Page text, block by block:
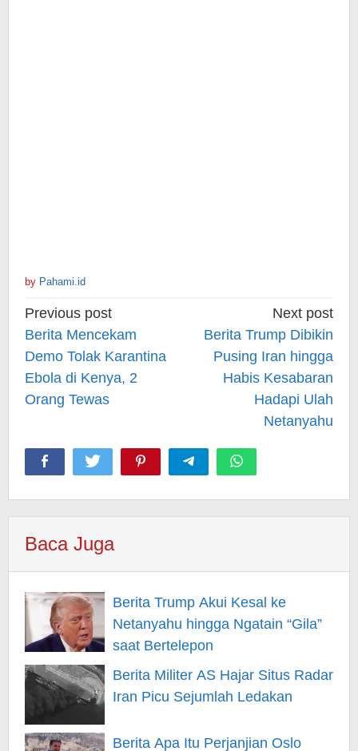
by Pahami.id
Post
navigation
Previous post
Berita Mencekam
Demo Tolak Karantina
Ebola di Kenya, 2
Orang Tewas
Next post
Berita Trump Dibikin
Pusing Iran hingga
Habis Kesabaran
Hadapi Ulah
Netanyahu
Baca Juga
Berita Trump Akui Kesal ke
Netanyahu hingga Ngatain “Gila”
saat Bertelepon
Berita Militer AS Hajar Situs Radar
Iran Picu Sejumlah Ledakan
Berita Apa Itu Perjanjian Oslo